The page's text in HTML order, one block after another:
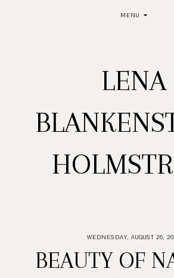
MENU
LENA
WEDNESDAY, AUGUST 26,
BEAUTY OF